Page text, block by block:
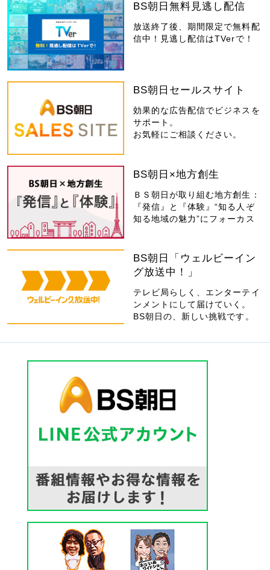
BS朝日無料見逃し配信
放送終了後、期間限定で無料配
信中！見逃し配信はTVerで！
BS朝日セールスサイト
効果的な広告配信でビジネスを
サポート。
お気軽にご相談ください。
BS朝日×地方創生
ＢＳ朝日が取り組む地方創生：
『発信』と『体験』“知る人ぞ
知る地域の魅力”にフォーカス
BS朝日「ウェルビーイン
グ放送中！」
テレビ局らしく、エンターテイ
ンメントにして届けていく。
BS朝日の、新しい挑戦です。